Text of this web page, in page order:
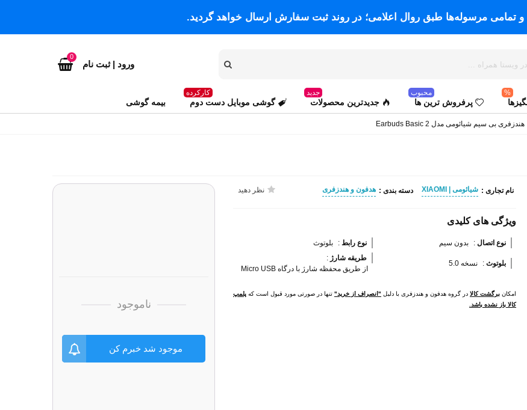
و تمامی مرسوله‌ها طبق روال اعلامی؛ در روند ثبت سفارش ارسال خواهد گردید.
ورود | ثبت نام
0
%
پرفروش ترین ها
محبوب
جدیدترین محصولات
جدید
گوشی موبایل دست دوم
کارکرده
بیمه گوشی
هندزفری بی سیم شیائومی مدل Earbuds Basic 2
نام تجاری : شیائومی | XIAOMI دسته بندی : هدفون و هندزفری نظر دهید
ویژگی های کلیدی
نوع اتصال : بدون سیم نوع رابط : بلوتوث
بلوتوث : نسخه 5.0
طریقه شارژ :
از طریق محفظه شارژ با درگاه Micro USB
امکان برگشت کالادر گروه هدفون و هندزفری با دلیل "انصراف از خرید"تنها در صورتی مورد قبول است که پلمپ
کالا باز نشده باشد.
ناموجود
موجود شد خبرم کن